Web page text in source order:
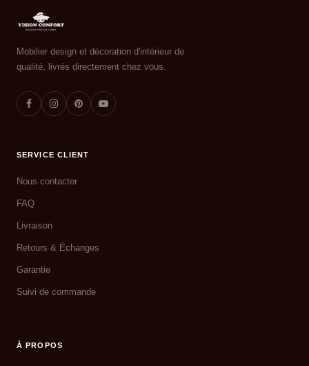
Mobilier design et décoration d'intérieur de
qualité, livrés directement chez vous.
SERVICE CLIENT
Nous contacter
FAQ
Livraison
Retours & Échanges
Garantie
Suivi de commande
À PROPOS